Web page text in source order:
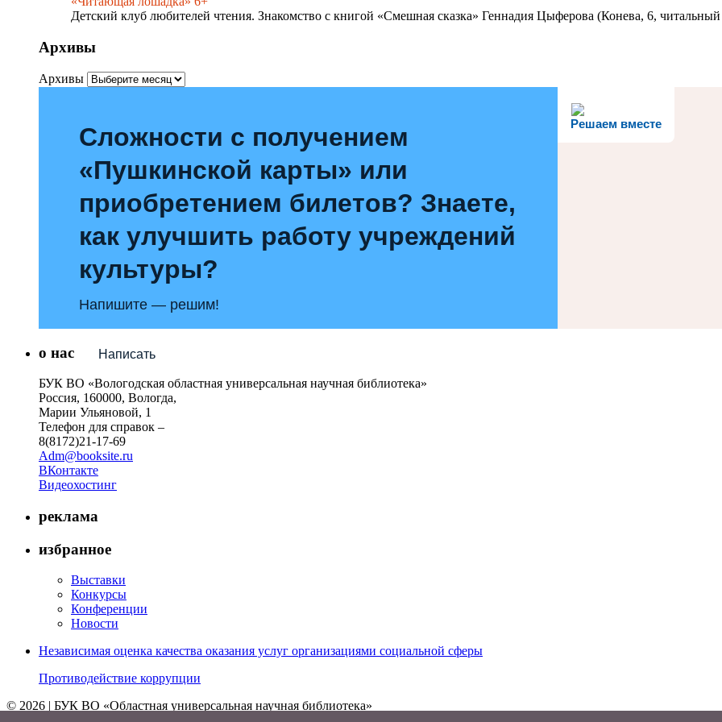
Детский клуб любителей чтения. Знакомство с книгой «Смешная сказка» Геннадия Цыферова (Конева, 6, читальный
Архивы
Архивы
Решаем вместе
Сложности с получением
«Пушкинской карты» или
приобретением билетов? Знаете,
как улучшить работу учреждений
культуры?
Напишите — решим!
Написать
о нас
БУК ВО «Вологодская областная универсальная научная библиотека»
Россия, 160000, Вологда,
Марии Ульяновой, 1
Телефон для справок –
8(8172)21-17-69
Adm@booksite.ru
ВКонтакте
Видеохостинг
реклама
избранное
Выставки
Конкурсы
Конференции
Новости
Независимая оценка качества оказания услуг организациями социальной сферы
Противодействие коррупции
© 2026 | БУК ВО «Областная универсальная научная библиотека»